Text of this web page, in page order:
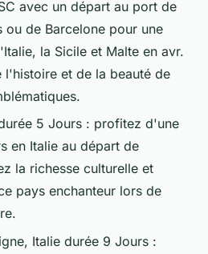
avec un départ au port de
ou de Barcelone pour une
la Sicile et Malte en avr.
l'histoire et de la beauté de
5 Jours : profitez d'une
en Italie au départ de
la richesse culturelle et
pays enchanteur lors de
Italie durée 9 Jours :